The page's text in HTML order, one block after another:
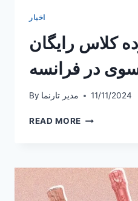
اخبار
کلاس رایگان
در فرانسه
By مدیر تارنما 11/11/2024
READ MORE معرفی
آموزش
فرانسوی
در